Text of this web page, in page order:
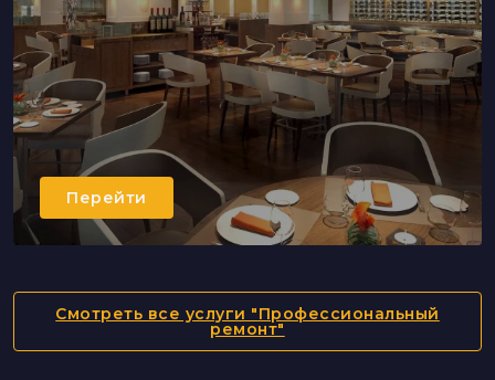
Перейти
Капитальный ремонт Перейти
Смотреть все услуги "Профессиональный
ремонт"